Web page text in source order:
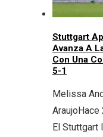
Stuttgart
Avanza A
Con Una
5-1
Melissa
AraujoHace
El Stuttgart